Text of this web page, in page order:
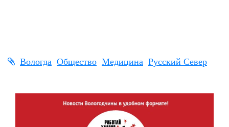
Вологда Общество Медицина Русский Север